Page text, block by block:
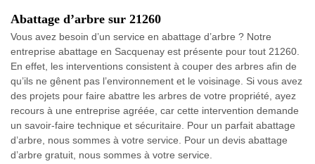
Abattage d’arbre sur 21260
Vous avez besoin d’un service en abattage d’arbre ? Notre
entreprise abattage en Sacquenay est présente pour tout 21260.
En effet, les interventions consistent à couper des arbres afin de
qu’ils ne gênent pas l’environnement et le voisinage. Si vous avez
des projets pour faire abattre les arbres de votre propriété, ayez
recours à une entreprise agréée, car cette intervention demande
un savoir-faire technique et sécuritaire. Pour un parfait abattage
d’arbre, nous sommes à votre service. Pour un devis abattage
d’arbre gratuit, nous sommes à votre service.